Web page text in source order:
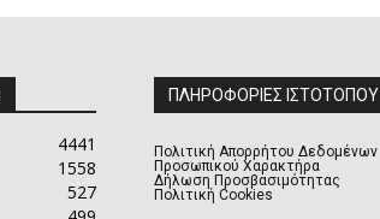
4441
1558
527
ΠΛΗΡΟΦΟΡΙΕΣ ΙΣΤΟΤΟΠΟΥ
Πολιτική Απορρήτου Δεδομένων
Προσωπικού Χαρακτήρα
Δήλωση Προσβασιμότητας
Πολιτική Cookies